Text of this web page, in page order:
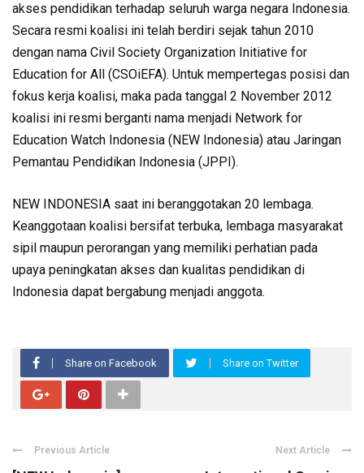
akses pendidikan terhadap seluruh warga negara Indonesia.
Secara resmi koalisi ini telah berdiri sejak tahun 2010
dengan nama Civil Society Organization Initiative for
Education for All (CSOiEFA). Untuk mempertegas posisi dan
fokus kerja koalisi, maka pada tanggal 2 November 2012
koalisi ini resmi berganti nama menjadi Network for
Education Watch Indonesia (NEW Indonesia) atau Jaringan
Pemantau Pendidikan Indonesia (JPPI).
NEW INDONESIA saat ini beranggotakan 20 lembaga.
Keanggotaan koalisi bersifat terbuka, lembaga masyarakat
sipil maupun perorangan yang memiliki perhatian pada
upaya peningkatan akses dan kualitas pendidikan di
Indonesia dapat bergabung menjadi anggota.
Share on Facebook Share on Twitter
Previous Article Next Article